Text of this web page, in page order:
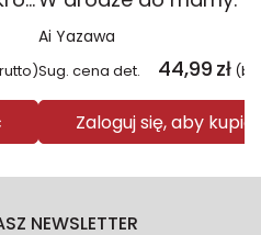
Ai Yazawa
Sug. cena det. 44,99 zł
Zaloguj się, aby kupić
NEWSLETTER